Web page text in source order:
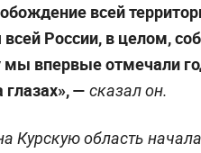
всей
всей России, в целом,
впервые отмечали
глазах», — сказал он.
Курскую область